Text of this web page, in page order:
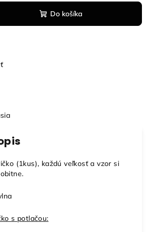
Do košíka
(1kus), každú veľkosť a vzor si
s potlačou: